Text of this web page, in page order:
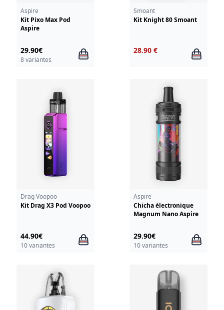
Aspire
Kit Pixo Max Pod
Aspire
29.90€
8 variantes
Smoant
Kit Knight 80 Smoant
28.90 €
Drag Voopoo
Kit Drag X3 Pod Voopoo
44.90€
10 variantes
Aspire
Chicha électronique
Magnum Nano Aspire
29.90€
10 variantes